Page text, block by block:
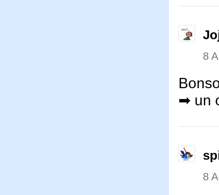
8
➡ un
8